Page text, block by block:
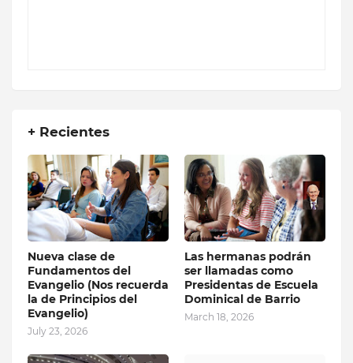
+ Recientes
Nueva clase de
Fundamentos del
Evangelio (Nos recuerda
la de Principios del
Evangelio)
July 23, 2026
Las hermanas podrán
ser llamadas como
Presidentas de Escuela
Dominical de Barrio
March 18, 2026